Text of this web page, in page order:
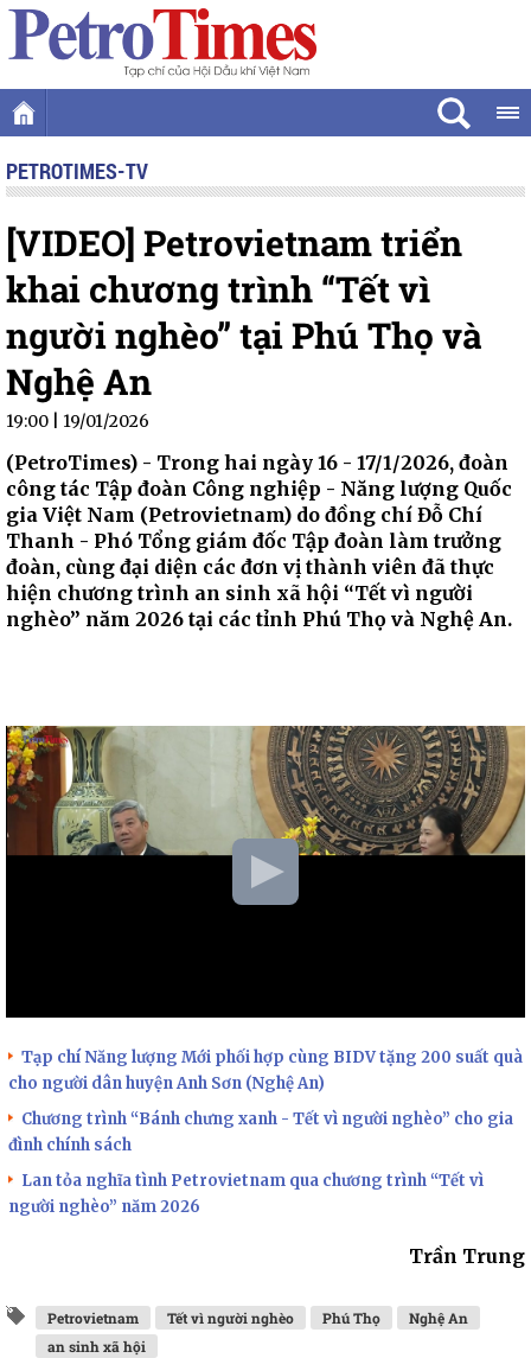
PETROTIMES-TV
[VIDEO] Petrovietnam triển
khai chương trình “Tết vì
người nghèo” tại Phú Thọ và
Nghệ An
19:00 | 19/01/2026
(PetroTimes) - Trong hai ngày 16 - 17/1/2026, đoàn
công tác Tập đoàn Công nghiệp - Năng lượng Quốc
gia Việt Nam (Petrovietnam) do đồng chí Đỗ Chí
Thanh - Phó Tổng giám đốc Tập đoàn làm trưởng
đoàn, cùng đại diện các đơn vị thành viên đã thực
hiện chương trình an sinh xã hội “Tết vì người
nghèo” năm 2026 tại các tỉnh Phú Thọ và Nghệ An.
Tạp chí Năng lượng Mới phối hợp cùng BIDV tặng 200 suất quà
cho người dân huyện Anh Sơn (Nghệ An)
Chương trình “Bánh chưng xanh - Tết vì người nghèo” cho gia
đình chính sách
Lan tỏa nghĩa tình Petrovietnam qua chương trình “Tết vì
người nghèo” năm 2026
Trần Trung
Petrovietnam Tết vì người nghèo Phú Thọ
Nghệ An
an sinh xã hội